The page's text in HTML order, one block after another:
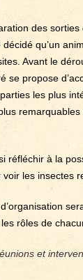
des
qu’un
Avant le
se propose
les plus
réfléchir à la
les insectes
rôles de
et